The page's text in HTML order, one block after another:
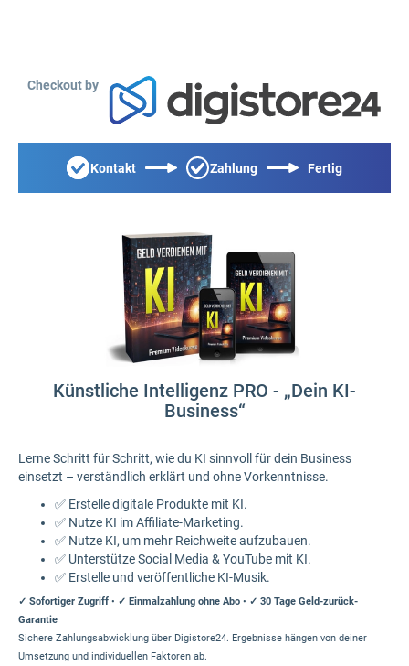
Checkout by
Kontakt Zahlung Fertig
Künstliche Intelligenz PRO - „Dein KI-
Business“
Lerne Schritt für Schritt, wie du KI sinnvoll für dein Business
einsetzt – verständlich erklärt und ohne Vorkenntnisse.
✅ Erstelle digitale Produkte mit KI.
✅ Nutze KI im Affiliate-Marketing.
✅ Nutze KI, um mehr Reichweite aufzubauen.
✅ Unterstütze Social Media & YouTube mit KI.
✅ Erstelle und veröffentliche KI-Musik.
✓ Sofortiger Zugriff • ✓ Einmalzahlung ohne Abo • ✓ 30 Tage Geld-zurück-
Garantie
Sichere Zahlungsabwicklung über Digistore24. Ergebnisse hängen von deiner
Umsetzung und individuellen Faktoren ab.